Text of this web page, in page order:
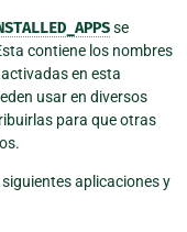
se
contiene los nombres
en esta
usar en diversos
para que otras
aplicaciones y